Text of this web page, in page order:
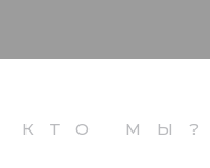
КТО МЫ?